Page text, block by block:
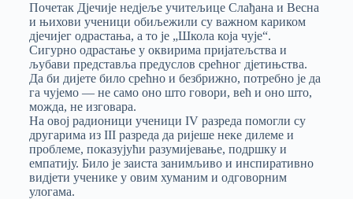
Почетак Дјечије недјеље учитељице Слађана и Весна
и њихови ученици обиљежили су важном кариком
дјечијег одрастања, а то је „Школа која чује“.
Сигурно одрастање у оквирима пријатељства и
љубави представља предуслов срећног дјетињства.
Да би дијете било срећно и безбрижно, потребно је да
га чујемо — не само оно што говори, већ и оно што,
можда, не изговара.
На овој радионици ученици IV разреда помогли су
другарима из III разреда да ријеше неке дилеме и
проблеме, показујући разумијевање, подршку и
емпатију. Било је заиста занимљиво и инспиративно
видјети ученике у овим хуманим и одговорним
улогама.